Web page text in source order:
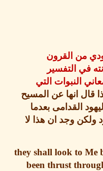
التي
عن المسيح
بعدما
ان هذا لا
they shall look
been thrust